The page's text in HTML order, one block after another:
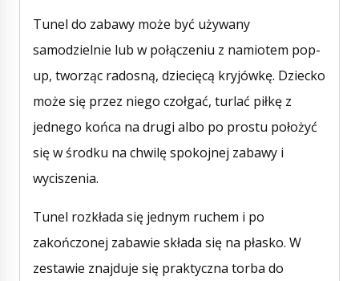
Tunel do zabawy może być używany
samodzielnie lub w połączeniu z namiotem pop-
up, tworząc radosną, dziecięcą kryjówkę. Dziecko
może się przez niego czołgać, turlać piłkę z
jednego końca na drugi albo po prostu położyć
się w środku na chwilę spokojnej zabawy i
wyciszenia.
Tunel rozkłada się jednym ruchem i po
zakończonej zabawie składa się na płasko. W
zestawie znajduje się praktyczna torba do